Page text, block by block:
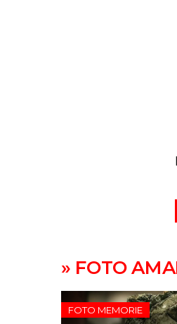
» FOTO
FOTO MEMORIE